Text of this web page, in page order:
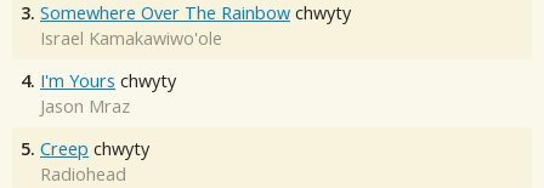
3. Somewhere Over The Rainbow chwyty
Israel Kamakawiwo'ole
4. I'm Yours chwyty
Jason Mraz
5. Creep chwyty
Radiohead